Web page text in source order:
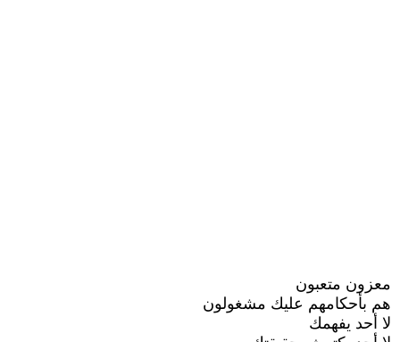
معزون متعبون
هم بأحكامهم عليك مشغولون
لا أحد يفهمك